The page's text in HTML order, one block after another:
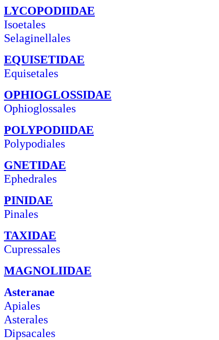
LYCOPODIIDAE
Isoetales
Selaginellales
EQUISETIDAE
Equisetales
OPHIOGLOSSIDAE
Ophioglossales
POLYPODIIDAE
Polypodiales
GNETIDAE
Ephedrales
PINIDAE
Pinales
TAXIDAE
Cupressales
MAGNOLIIDAE
Asteranae
Apiales
Asterales
Dipsacales